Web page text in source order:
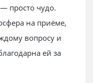
просто чудо.
на приёме,
вопросу и
ей за